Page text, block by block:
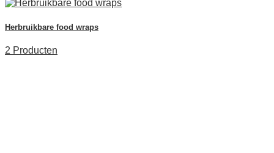
Herbruikbare food wraps
2 Producten